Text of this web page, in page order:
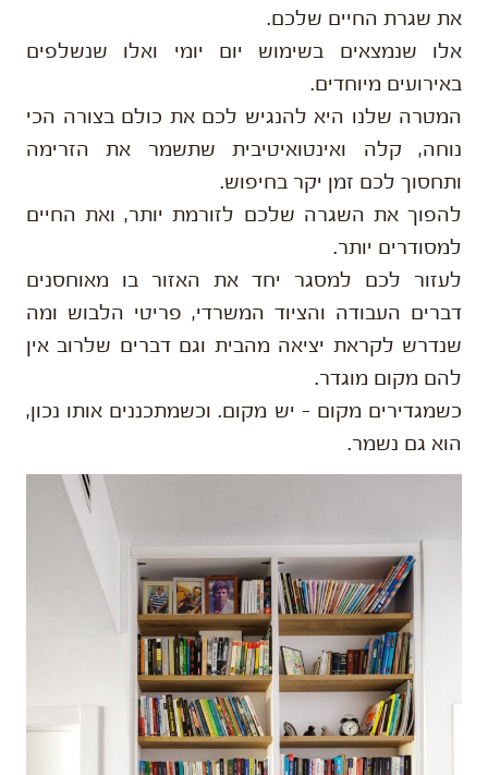
את שגרת החיים שלכם.
אלו שנמצאים בשימוש יום יומי ואלו שנשלפים
באירועים מיוחדים.
המטרה שלנו היא להנגיש לכם את כולם בצורה הכי
נוחה, קלה ואינטואיטיבית שתשמר את הזרימה
ותחסוך לכם זמן יקר בחיפוש.
להפוך את השגרה שלכם לזורמת יותר, ואת החיים
למסודרים יותר.
לעזור לכם למסגר יחד את האזור בו מאוחסנים
דברים העבודה והציוד המשרדי, פריטי הלבוש ומה
שנדרש לקראת יציאה מהבית וגם דברים שלרוב אין
להם מקום מוגדר.
כשמגדירים מקום – יש מקום. וכשמתכננים אותו נכון,
הוא גם נשמר.